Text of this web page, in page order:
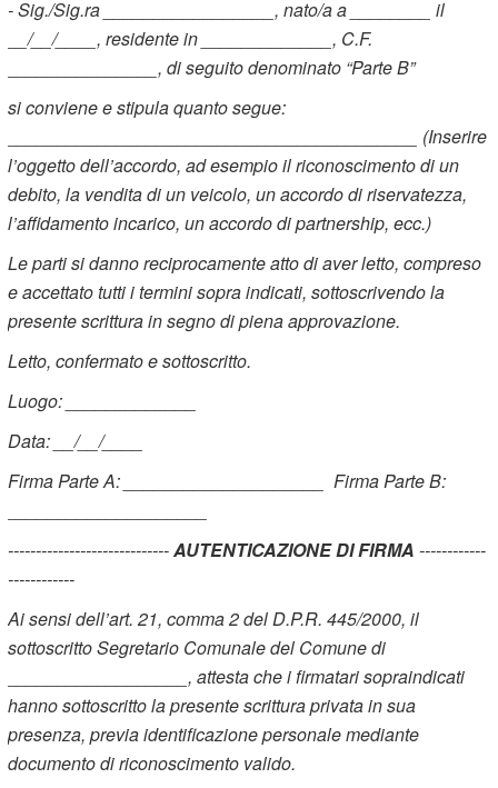
- Sig./Sig.ra _________________, nato/a a ________ il
__/__/____, residente in _____________, C.F.
_______________, di seguito denominato “Parte B”
si conviene e stipula quanto segue:
_________________________________________ (Inserire
l’oggetto dell’accordo, ad esempio il riconoscimento di un
debito, la vendita di un veicolo, un accordo di riservatezza,
l’affidamento incarico, un accordo di partnership, ecc.)
Le parti si danno reciprocamente atto di aver letto, compreso
e accettato tutti i termini sopra indicati, sottoscrivendo la
presente scrittura in segno di piena approvazione.
Letto, confermato e sottoscritto.
Luogo: _____________
Data: __/__/____
Firma Parte A: ____________________ Firma Parte B:
-----------------------------AUTENTICAZIONE DI FIRMA ------------
------------
Ai sensi dell’art. 21, comma 2 del D.P.R. 445/2000, il
sottoscritto Segretario Comunale del Comune di
__________________, attesta che i firmatari sopraindicati
hanno sottoscritto la presente scrittura privata in sua
presenza, previa identificazione personale mediante
documento di riconoscimento valido.